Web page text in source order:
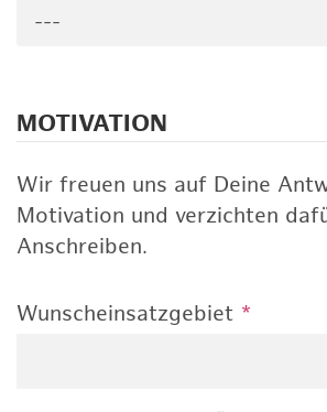
---
MOTIVATION
Wir freuen uns auf Deine
Motivation und verzichten
Anschreiben.
Wunscheinsatzgebiet *